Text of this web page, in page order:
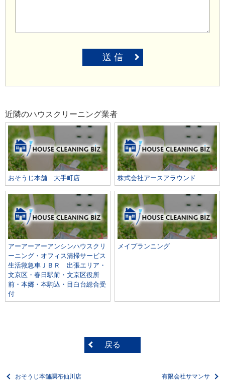
送 信
近隣のハウスクリーニング業者
おそうじ本舗 大手町店 株式会社アースアラウンド
アーアーアーアンシンハウスクリ
ーニング・オフィス清掃サービス
生活救急車ＪＢＲ 出張エリア・
文京区・春日駅前・文京区役所
前・本郷・本駒込・目白台総合受
付
メイプランニング
戻る
おそうじ本舗調布仙川店 有限会社サマンサ